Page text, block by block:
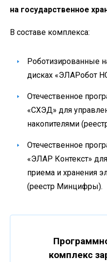
на государственное
В составе комплекса:
Роботизированные
дисках «ЭЛАРобот
Отечественное
«СХЭД» для
накопителями
Отечественное
«ЭЛАР Контекст»
приема и хранения
(реестр Минцифры).
комплекс